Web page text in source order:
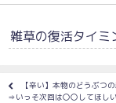
雑草の復活タイミ
【辛い】本物のどうぶつ
⇒いっそ次回は〇〇してほし